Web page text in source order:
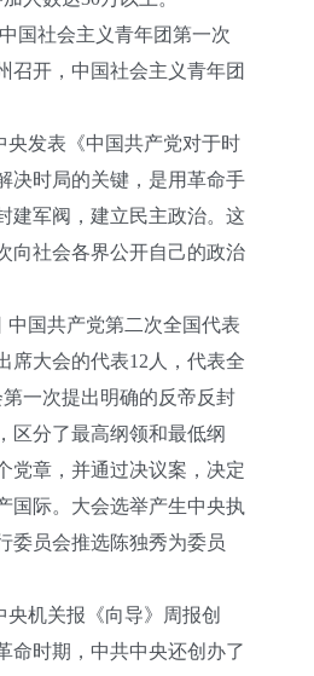
社会主义青年团第一次
召开，中国社会主义青年团
发表《中国共产党对于时
决时局的关键，是用革命手
建军阀，建立民主政治。这
向社会各界公开自己的政治
国共产党第二次全国代表
席大会的代表12人，代表全
一次提出明确的反帝反封
区分了最高纲领和最低纲
党章，并通过决议案，决定
国际。大会选举产生中央执
委员会推选陈独秀为委员
机关报《向导》周报创
命时期，中共中央还创办了